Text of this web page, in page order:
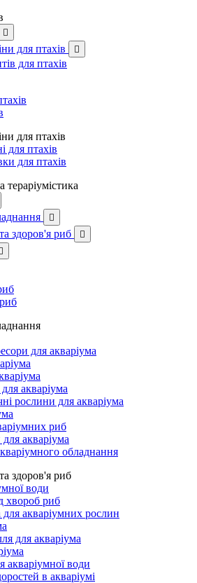

для птахів 
для птахів
для птахів
для птахів
для птахів
тераріумістика

здоров'я риб 

для акваріума
акваріума
рослини для акваріума
риб
акваріума
обладнання
здоров'я риб
води
хвороб риб
для акваріумних рослин
для акваріума
акваріумної води
в акваріумі